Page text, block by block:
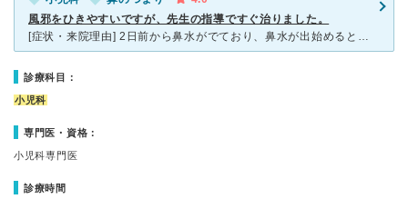
風邪をひきやすいですが、先生の指導ですぐ治りました。
[症状・来院理由] 2日前から鼻水がでており、鼻水が出始めるとすぐ中耳炎になるのと、咳がでると喘息気味になる為、早めにみてもらおうとかかりつけである野田小児科医院に行きました。 [医師の診断・治療
診療科目：
小児科
専門医・資格：
小児科専門医
診療時間